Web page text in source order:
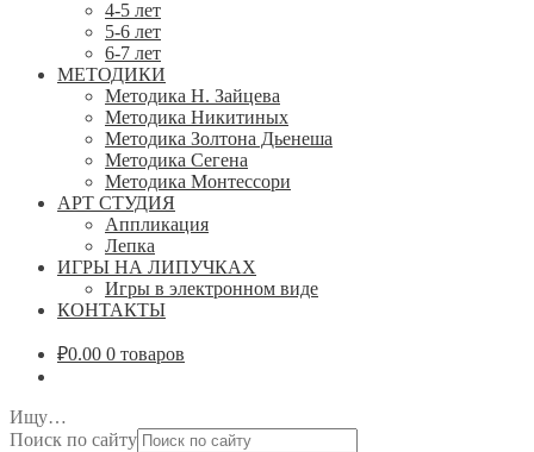
4-5 лет
5-6 лет
6-7 лет
МЕТОДИКИ
Методика Н. Зайцева
Методика Никитиных
Методика Золтона Дьенеша
Методика Сегена
Методика Монтессори
АРТ СТУДИЯ
Аппликация
Лепка
ИГРЫ НА ЛИПУЧКАХ
Игры в электронном виде
КОНТАКТЫ
₽0.00 0 товаров
Ищу…
Поиск по сайту